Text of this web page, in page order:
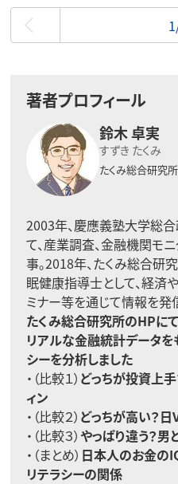
最初
著者プロフィール
鈴木 卓実
すずき たくみ
たくみ総合研究
2003年、慶應義塾大学総
て、産業調査、金融機関モ
事。2018年、たくみ総合研
眠健康指導士として、経済
ミナー等を通じて情報を発
たくみ総合研究所のHPにて
リアルな金融統計データを
シーを分析しました
・（比較１） どっちが投資上手
ィン
・（比較２） どっちが高い？
・（比較３）やっぱり違う？
・（まとめ） 日本人のお金の
リテラシーの関係